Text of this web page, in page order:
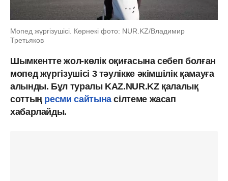
Мопед жүргізушісі. Көрнекі фото: NUR.KZ/Владимир
Третьяков
Шымкентте жол-көлік оқиғасына себеп болған
мопед жүргізушісі 3 тәулікке әкімшілік қамауға
алынды. Бұл туралы KAZ.NUR.KZ қалалық
соттың ресми сайтынасілтеме жасап
хабарлайды.